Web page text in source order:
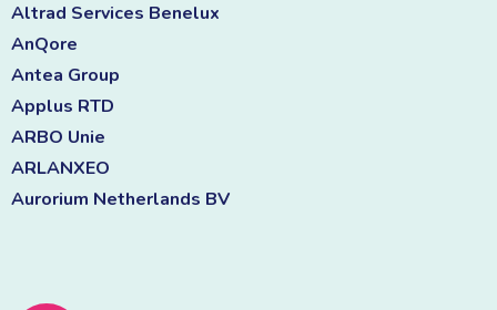
Altrad Services Benelux
AnQore
Antea Group
Applus RTD
ARBO Unie
ARLANXEO
Aurorium Netherlands BV